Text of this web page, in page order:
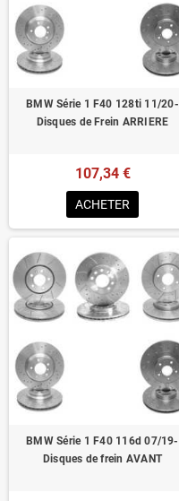
BMW Série 1 F40 128ti 11/20-
Disques de Frein ARRIERE
107,34 €
ACHETER
BMW Série 1 F40 116d 07/19-
Disques de frein AVANT